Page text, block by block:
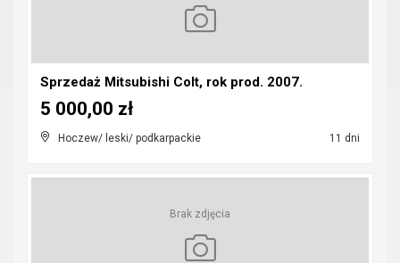
Sprzedaż Mitsubishi Colt, rok prod. 2007.
Hoczew/ leski/ podkarpackie 11 dni
5 000,00 zł
Brak zdjęcia